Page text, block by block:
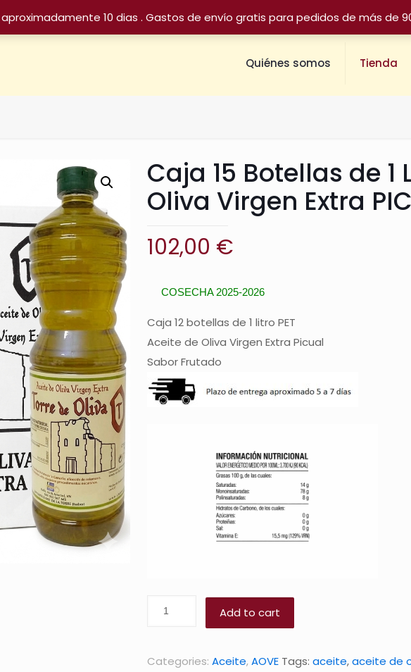
Quiénes somos Tienda
Caja 15 Botellas de 1
Oliva Virgen Extra
102,00 €
COSECHA 2025-2026
Caja 12 botellas de 1 litro PET
Aceite de Oliva Virgen Extra Picual
Sabor Frutado
Add to cart
Categories: Aceite,AOVE Tags: aceite,aceite de
10 dias . Gastos de envío gratis para pedidos de más de